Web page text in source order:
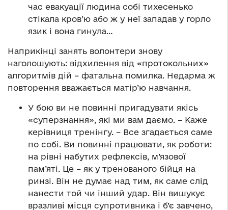
час евакуації людина собі тихесенько
стікала кров’ю або ж у неї западав у горло
язик і вона гинула…
Наприкінці занять волонтери знову
наголошують: відхилення від «протокольних»
алгоритмів дій – фатальна помилка. Недарма ж
повторення вважається матір’ю навчання.
У бою ви не повинні пригадувати якісь
«суперзнання», які ми вам даємо. – Каже
керівниця тренінгу. – Все згадається саме
по собі. Ви повинні працювати, як роботи:
на рівні набутих рефлексів, м’язової
пам’яті. Це – як у тренованого бійця на
ринзі. Він не думає над тим, як саме слід
нанести той чи інший удар. Він вишукує
вразливі місця супротивника і б’є завчено,